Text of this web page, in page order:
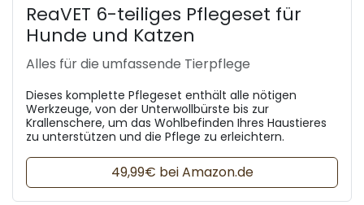
ReaVET 6-teiliges Pflegeset für
Hunde und Katzen
Alles für die umfassende Tierpflege
Dieses komplette Pflegeset enthält alle nötigen
Werkzeuge, von der Unterwollbürste bis zur
Krallenschere, um das Wohlbefinden Ihres Haustieres
zu unterstützen und die Pflege zu erleichtern.
49,99€ bei Amazon.de